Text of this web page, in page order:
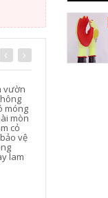
vườn
móng
mòn
cỏ
vệ
lam